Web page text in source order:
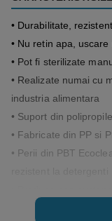
• Durabilitate,
• Nu retin apa, uscare
• Pot fi sterilizate
• Realizate numai cu
industria alimentara
• Suport din
• Fabricate din PP si
• Perii din PBT